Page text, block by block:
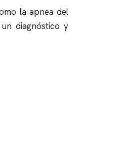
la apnea del
diagnóstico y